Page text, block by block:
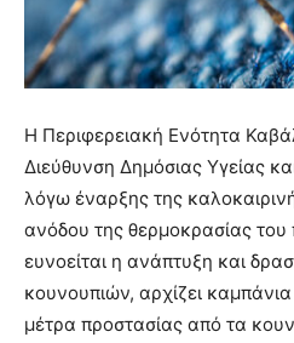
Η Περιφερειακή Ενότητα
Διεύθυνση Δημόσιας Υγείας
λόγω έναρξης της
ανόδου της θερμοκρασίας του
ευνοείται η ανάπτυξη και
κουνουπιών, αρχίζει
μέτρα προστασίας από τα